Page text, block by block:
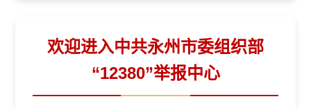
欢迎进入中共永州市委组织部
“12380”举报中心